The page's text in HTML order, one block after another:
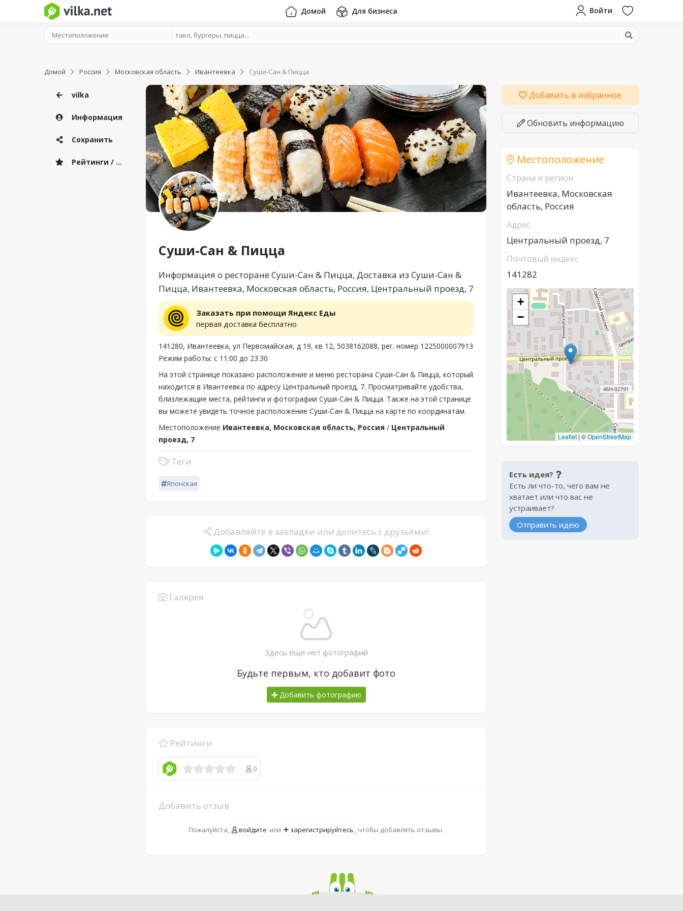
Домой Для бизнеса Войти
Домой Россия Московская область Ивантеевка Суши-Сан & Пицца
vilka
Информация
Сохранить
Рейтинги / Отзывы
Суши-Сан & Пицца
Информация о ресторане Суши-Сан & Пицца, Доставка из Суши-Сан &
Пицца, Ивантеевка, Московская область, Россия, Центральный проезд, 7
Заказать при помощи Яндекс Еды
первая доставка бесплатно
141280, Ивантеевка, ул Первомайская, д 19, кв 12, 5038162088, рег. номер 1225000007913
Режим работы: с 11:00 до 23:30
На этой странице показано расположение и меню ресторана Суши-Сан & Пицца, который
находится в Ивантеевка по адресу Центральный проезд, 7. Просматривайте удобства,
близлежащие места, рейтинги и фотографии Суши-Сан & Пицца. Также на этой странице
вы можете увидеть точное расположение Суши-Сан & Пицца на карте по координатам.
Местоположение Ивантеевка, Московская область, Россия / Центральный
проезд, 7
Теги
Японская
Добавляйте в закладки или делитесь с друзьями!
Галерея
Здесь еще нет фотографий
Будьте первым, кто добавит фото
Добавить фотографию
Рейтинги
0
Добавить отзыв
Пожалуйста, войдите или зарегистрируйтесь , чтобы добавлять отзывы.
Добавить в избранное
Обновить информацию
Местоположение
Страна и регион
Ивантеевка, Московская
область, Россия
Адрес
Центральный проезд, 7
Почтовый индекс
141282
+
−
Leaflet | ©OpenStreetMap
Есть идея?
Есть ли что-то, чего вам не
хватает или что вас не
устраивает?
Отправить идею